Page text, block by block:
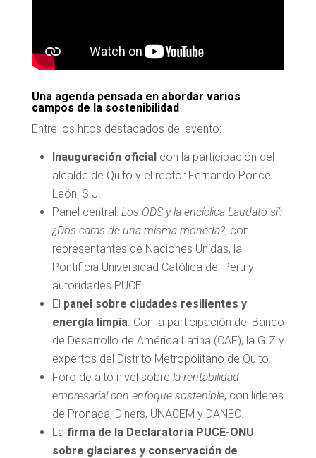
Una agenda pensada en abordar varios
campos de la sostenibilidad
Entre los hitos destacados del evento:
Inauguración oficialcon la participación del
alcalde de Quito y el rector Fernando Ponce
León, S.J.
Panel central: Los ODS y la encíclica Laudato si’:
¿Dos caras de una misma moneda?, con
representantes de Naciones Unidas, la
Pontificia Universidad Católica del Perú y
autoridades PUCE.
El panel sobre ciudades resilientes y
energía limpia. Con la participación del Banco
de Desarrollo de América Latina (CAF), la GIZ y
expertos del Distrito Metropolitano de Quito.
Foro de alto nivel sobre la rentabilidad
empresarial con enfoque sostenible, con líderes
de Pronaca, Diners, UNACEM y DANEC.
La firma de la Declaratoria PUCE-ONU
sobre glaciares y conservación de